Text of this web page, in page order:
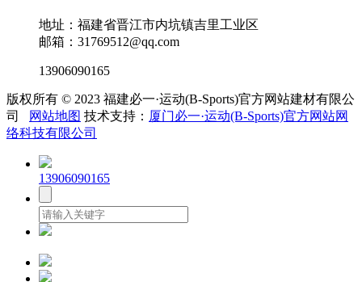
地址：福建省晋江市内坑镇吉里工业区
邮箱：31769512@qq.com
13906090165
版权所有 © 2023 福建必一·运动(B-Sports)官方网站建材有限公
司
网站地图 技术支持： 厦门必一·运动(B-Sports)官方网站网
络科技有限公司
13906090165